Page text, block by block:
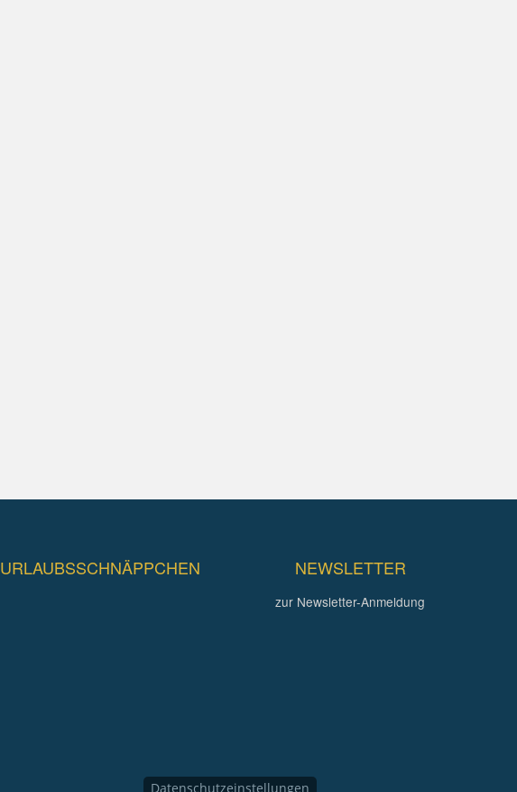
URLAUBSSCHNÄPPCHEN NEWSLETTER
zur Newsletter-Anmeldung
Datenschutzeinstellungen